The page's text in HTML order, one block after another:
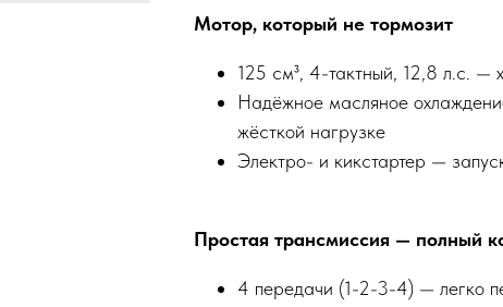
Мотор, который не тормозит
125 см³, 4-тактный, 12,8 л.с. —
Надёжное масляное
жёсткой нагрузке
Электро- и кикстартер —
Простая трансмиссия — полный
4 передачи (1-2-3-4) — легко